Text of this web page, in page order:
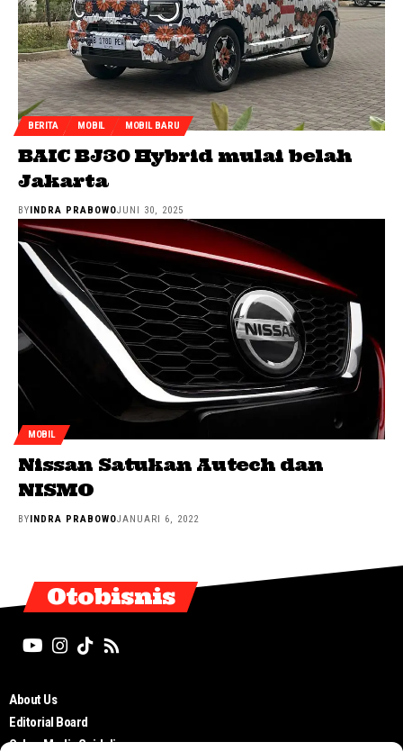
BERITA MOBIL MOBIL BARU
BAIC BJ30 Hybrid mulai belah
Jakarta
BYINDRA PRABOWOJUNI 30, 2025
MOBIL
Nissan Satukan Autech dan
NISMO
BYINDRA PRABOWOJANUARI 6, 2022
Otobisnis
About Us
Editorial Board
Cyber Media Guidelines